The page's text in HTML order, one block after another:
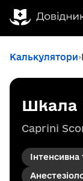
Калькулятори
Шкала
Caprini
Інтенсивна